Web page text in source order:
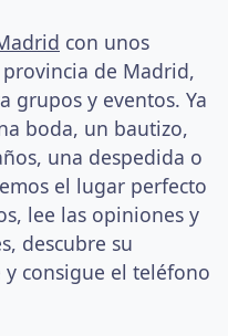
con unos
de Madrid,
grupos y eventos. Ya
boda, un bautizo,
una despedida o
el lugar perfecto
lee las opiniones y
descubre su
y consigue el teléfono